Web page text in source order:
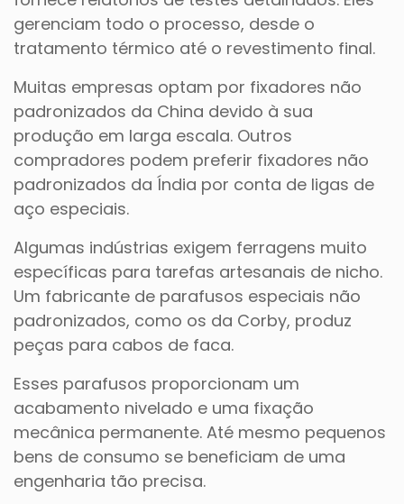
gerenciam todo o processo, desde o
tratamento térmico até o revestimento final.
Muitas empresas optam por fixadores não
padronizados da China devido à sua
produção em larga escala. Outros
compradores podem preferir fixadores não
padronizados da Índia por conta de ligas de
aço especiais.
Algumas indústrias exigem ferragens muito
específicas para tarefas artesanais de nicho.
Um fabricante de parafusos especiais não
padronizados, como os da Corby, produz
peças para cabos de faca.
Esses parafusos proporcionam um
acabamento nivelado e uma fixação
mecânica permanente. Até mesmo pequenos
bens de consumo se beneficiam de uma
engenharia tão precisa.